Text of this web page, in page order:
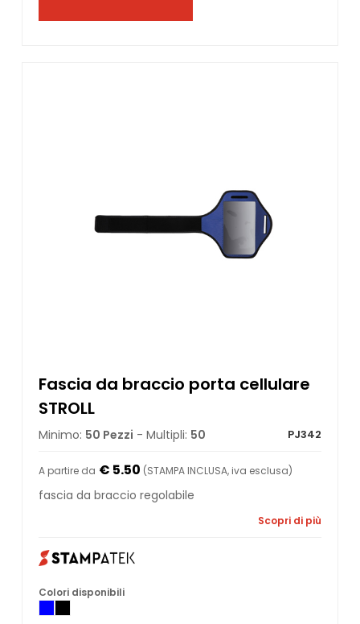
Fascia da braccio porta cellulare
STROLL
Minimo: 50 Pezzi - Multipli: 50 PJ342
A partire da € 5.50 (STAMPA INCLUSA, iva esclusa)
fascia da braccio regolabile
Scopri di più
Colori disponibili